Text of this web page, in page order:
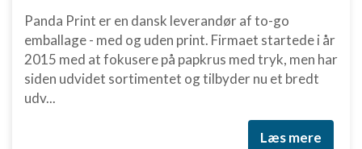
Panda Print er en dansk leverandør af to-go
emballage - med og uden print. Firmaet startede i år
2015 med at fokusere på papkrus med tryk, men har
siden udvidet sortimentet og tilbyder nu et bredt
udv...
Læs mere